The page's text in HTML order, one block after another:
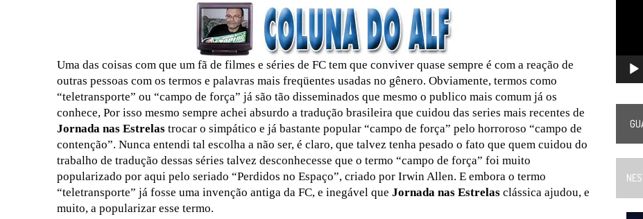
SNW 4×02: THE GRIFFIN INCIDENT
SCOTT BAKULA REVISITA O LEGADO DE ENTERPRISE AOS 60 ANOS DE STAR TREK
BALDE DO ODO #122 CHILDREN OF TIME
Uma das coisas com que um fã de filmes e séries de FC tem que conviver quase sempre é com a reação de
outras pessoas com os termos e palavras mais freqüentes usadas no gênero. Obviamente, termos como
“teletransporte” ou “campo de força” já são tão disseminados que mesmo o publico mais comum já os
conhece, Por isso mesmo sempre achei absurdo a tradução brasileira que cuidou das series mais recentes de
Jornada nas Estrelas trocar o simpático e já bastante popular “campo de força” pelo horroroso “campo de
contenção”. Nunca entendi tal escolha a não ser, é claro, que talvez tenha pesado o fato que quem cuidou do
trabalho de tradução dessas séries talvez desconhecesse que o termo “campo de força” foi muito
popularizado por aqui pelo seriado “Perdidos no Espaço”, criado por Irwin Allen. E embora o termo
“teletransporte” já fosse uma invenção antiga da FC, e inegável que Jornada nas Estrelas clássica ajudou, e
muito, a popularizar esse termo.